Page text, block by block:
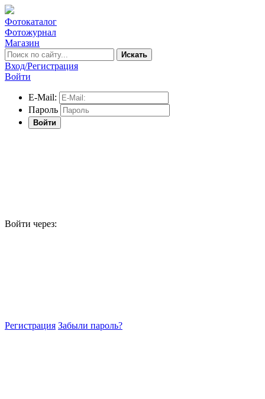
Фотокаталог
Фотожурнал
Магазин
Искать
Вход/Регистрация
Войти
E-Mail:
Пароль
Войти
Войти через:
Регистрация Забыли пароль?